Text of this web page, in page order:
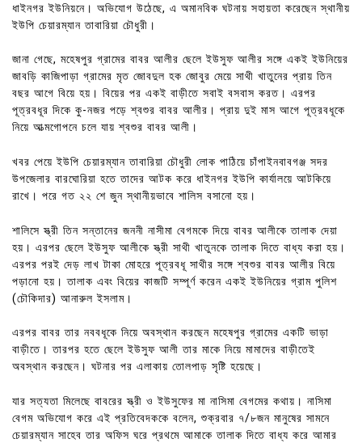
ধাইনগর ইউনিয়নে। অভিযোগ উঠেছে, এ অমানবিক ঘটনায় সহায়তা করেছেন স্থানীয়
ইউপি চেয়ারম্যান তাবারিয়া চৌধুরী।
জানা গেছে, মহেষপুর গ্রামের বাবর আলীর ছেলে ইউসুফ আলীর সঙ্গে একই ইউনিয়ের
জাবড়ি কাজিপাড়া গ্রামের মৃত জোবদুল হক জোবুর মেয়ে সাথী খাতুনের প্রায় তিন
বছর আগে বিয়ে হয়। বিয়ের পর একই বাড়ীতে সবাই বসবাস করত। এরপর
পূত্রবধূর দিকে কু-নজর পড়ে শ্বশুর বাবর আলীর। প্রায় দুই মাস আগে পূত্রবধূকে
নিয়ে আত্মগোপনে চলে যায় শ্বশুর বাবর আলী।
খবর পেয়ে ইউপি চেয়ারম্যান তাবারিয়া চৌধুরী লোক পাঠিয়ে চাঁপাইনবাবগঞ্জ সদর
উপজেলার বারঘোরিয়া হতে তাদের আটক করে ধাইনগর ইউপি কার্যালয়ে আটকিয়ে
রাখে। পরে গত ২২ শে জুন স্থানীয়ভাবে শালিস বসানো হয়।
শালিসে স্ত্রী তিন সন্তানের জননী নাসীমা বেগমকে দিয়ে বাবর আলীকে তালাক দেয়া
হয়। এরপর ছেলে ইউসুফ আলীকে স্ত্রী সাথী খাতুনকে তালাক দিতে বাধ্য করা হয়।
এরপর পরই দেড় লাখ টাকা মোহরে পূত্রবধূ সাথীর সঙ্গে শ্বশুর বাবর আলীর বিয়ে
পড়ানো হয়। তালাক এবং বিয়ের কাজটি সম্পূর্ণ করেন একই ইউনিয়ের গ্রাম পুলিশ
(চৌকিদার) আনারুল ইসলাম।
এরপর বাবর তার নববধূকে নিয়ে অবস্থান করছেন মহেষপুর গ্রামের একটি ভাড়া
বাড়ীতে। তারপর হতে ছেলে ইউসুফ আলী তার মাকে নিয়ে মামাদের বাড়ীতেই
অবস্থান করছেন। ঘটনার পর এলাকায় তোলপাড় সৃষ্টি হয়েছে।
যার সত্যতা মিলেছে বাবরের স্ত্রী ও ইউসুফের মা নাসিমা বেগমের কথায়। নাসিমা
বেগম অভিযোগ করে এই প্রতিবেদককে বলেন, শুক্রবার ৭/৮জন মানুষের সামনে
চেয়ারম্যান সাহেব তার অফিস ঘরে প্রথমে আমাকে তালাক দিতে বাধ্য করে আমার